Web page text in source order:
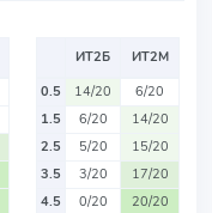
ИТ2Б
ИТ2М
0.5
14/20
6/20
1.5
6/20
14/20
2.5
5/20
15/20
3.5
3/20
17/20
4.5
0/20 20/20